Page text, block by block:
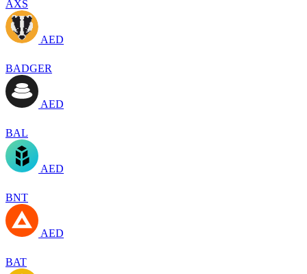
AXS
AED
BADGER
AED
BAL
AED
BNT
AED
BAT